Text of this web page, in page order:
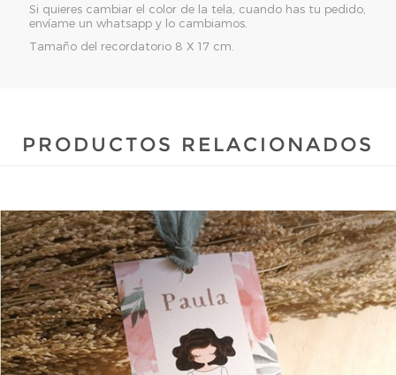
Si quieres cambiar el color de la tela, cuando has tu pedido,
envíame un whatsapp y lo cambiamos.
Tamaño del recordatorio 8 X 17 cm.
PRODUCTOS RELACIONADOS